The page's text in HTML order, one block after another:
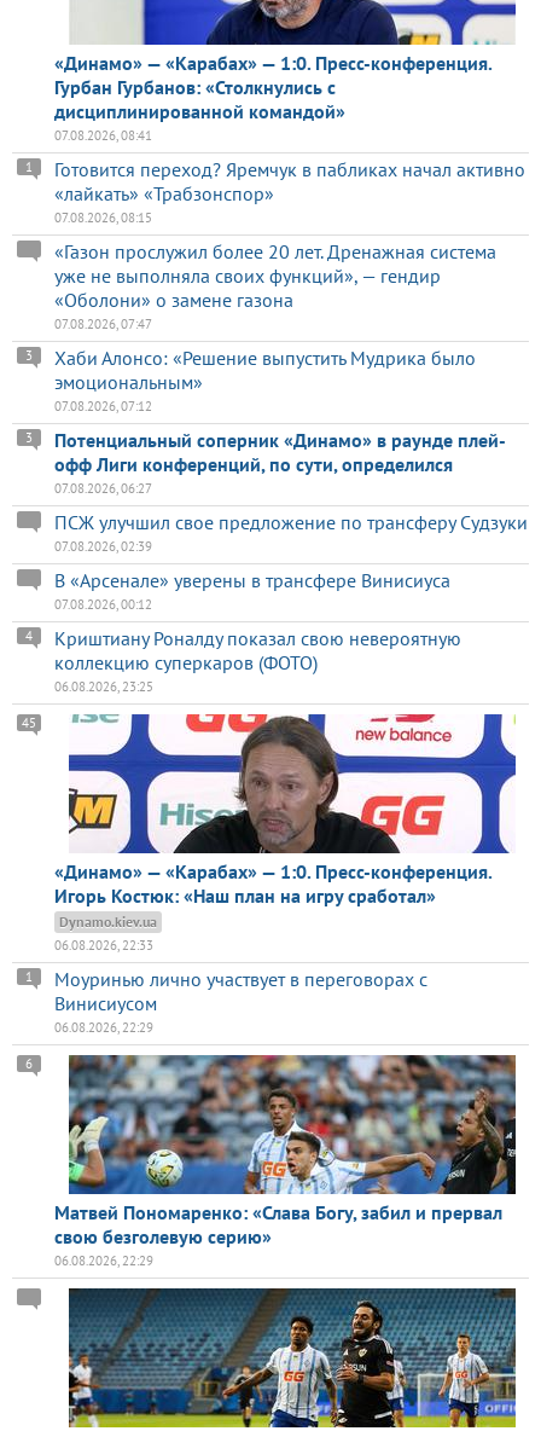
«Динамо» — «Карабах» — 1:0. Пресс-конференция.
Гурбан Гурбанов: «Столкнулись с
дисциплинированной командой»
07.08.2026, 08:41
Готовится переход? Яремчук в пабликах начал активно
«лайкать» «Трабзонспор»
1
07.08.2026, 08:15
«Газон прослужил более 20 лет. Дренажная система
уже не выполняла своих функций», — гендир
«Оболони» о замене газона
07.08.2026, 07:47
Хаби Алонсо: «Решение выпустить Мудрика было
эмоциональным»
3
07.08.2026, 07:12
Потенциальный соперник «Динамо» в раунде плей-
офф Лиги конференций, по сути, определился
3
07.08.2026, 06:27
ПСЖ улучшил свое предложение по трансферу Судзуки
07.08.2026, 02:39
В «Арсенале» уверены в трансфере Винисиуса
07.08.2026, 00:12
Криштиану Роналду показал свою невероятную
коллекцию суперкаров (ФОТО)
4
06.08.2026, 23:25
«Динамо» — «Карабах» — 1:0. Пресс-конференция.
Игорь Костюк: «Наш план на игру сработал»
45
Dynamo.kiev.ua
06.08.2026, 22:33
Моуринью лично участвует в переговорах с
Винисиусом
1
06.08.2026, 22:29
Матвей Пономаренко: «Слава Богу, забил и прервал
свою безголевую серию»
6
06.08.2026, 22:29